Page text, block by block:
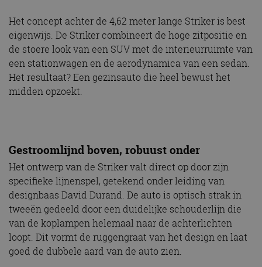
Het concept achter de 4,62 meter lange Striker is best
eigenwijs. De Striker combineert de hoge zitpositie en
de stoere look van een SUV met de interieurruimte van
een stationwagen en de aerodynamica van een sedan.
Het resultaat? Een gezinsauto die heel bewust het
midden opzoekt.
Gestroomlijnd boven, robuust onder
Het ontwerp van de Striker valt direct op door zijn
specifieke lijnenspel, getekend onder leiding van
designbaas David Durand. De auto is optisch strak in
tweeën gedeeld door een duidelijke schouderlijn die
van de koplampen helemaal naar de achterlichten
loopt. Dit vormt de ruggengraat van het design en laat
goed de dubbele aard van de auto zien.